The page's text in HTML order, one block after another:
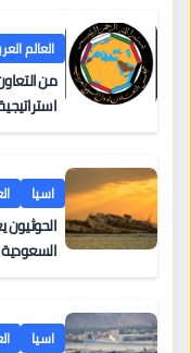
العالم
من
اسيا
اسيا